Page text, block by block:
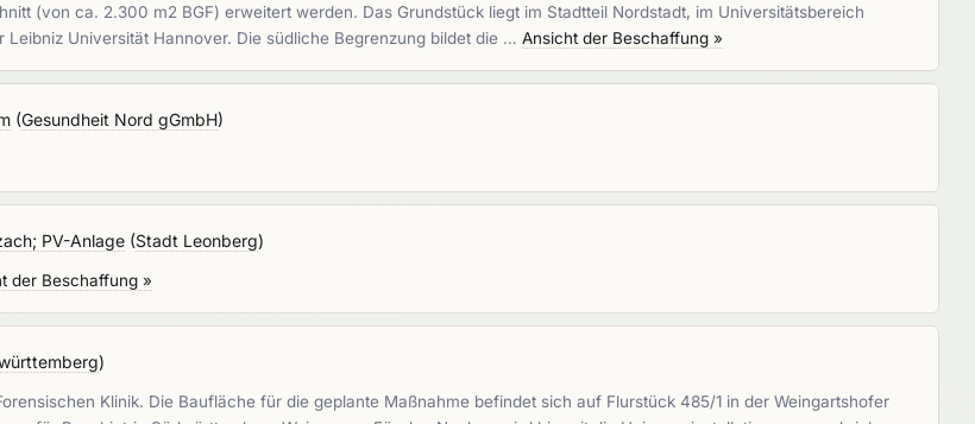
(von ca. 2.300 m2 BGF) erweitert werden. Das Grundstück liegt im Stadtteil Nordstadt, im Universitätsbereich
Universität Hannover. Die südliche Begrenzung bildet die … Ansicht der Beschaffung »
(Gesundheit Nord gGmbH)
PV-Anlage (Stadt Leonberg)
der Beschaffung »
)
Klinik. Die Baufläche für die geplante Maßnahme befindet sich auf Flurstück 485/1 in der Weingartshofer